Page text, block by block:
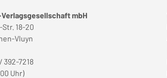
mbH
18-20
Vluyn
392-7218
Uhr)